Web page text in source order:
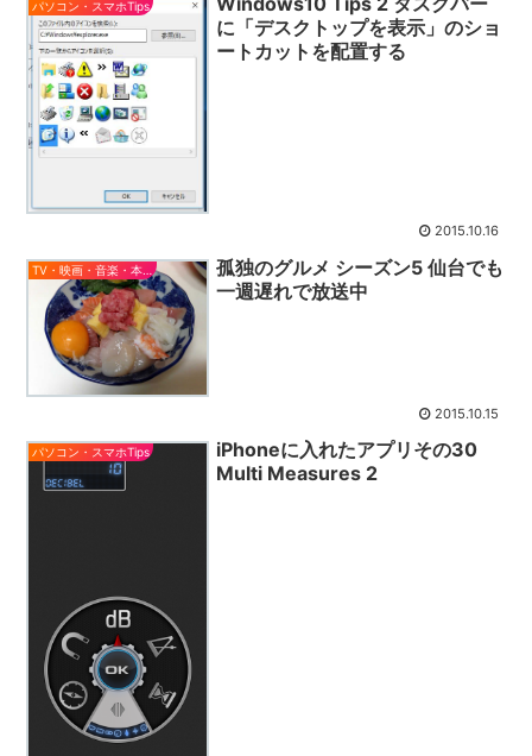
パソコン・スマホTips
に「デスクトップを表示」のショ
ートカットを配置する
2015.10.16
孤独のグルメ シーズン5 仙台でも
一週遅れで放送中
2015.10.15
パソコン・スマホTips
iPhoneに入れたアプリその30
Multi Measures 2